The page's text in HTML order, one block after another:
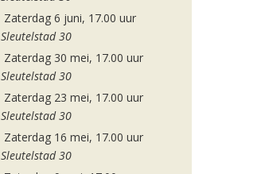
Zaterdag 6 juni, 17.00 uur
Sleutelstad 30
Zaterdag 30 mei, 17.00 uur
Sleutelstad 30
Zaterdag 23 mei, 17.00 uur
Sleutelstad 30
Zaterdag 16 mei, 17.00 uur
Sleutelstad 30